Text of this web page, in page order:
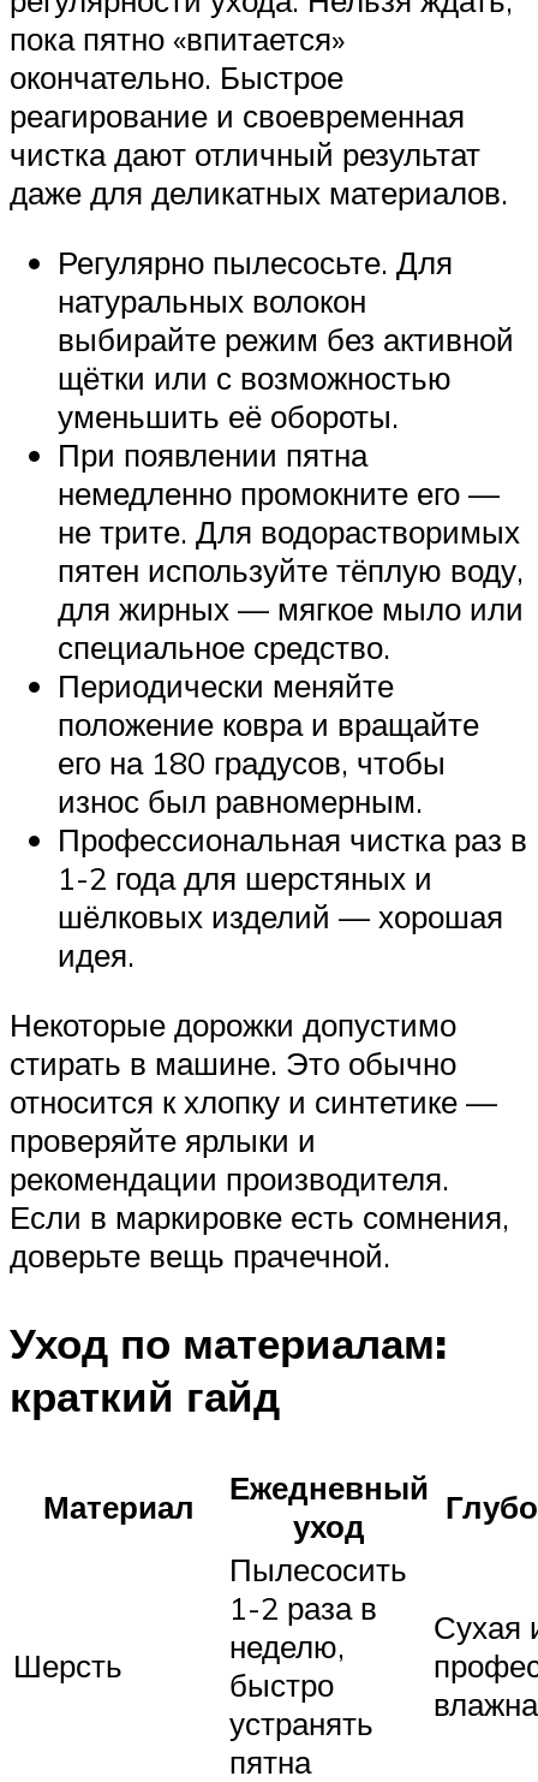
пока пятно «впитается»
окончательно. Быстрое
реагирование и своевременная
чистка дают отличный результат
даже для деликатных материалов.
Регулярно пылесосьте. Для
натуральных волокон
выбирайте режим без активной
щётки или с возможностью
уменьшить её обороты.
При появлении пятна
немедленно промокните его —
не трите. Для водорастворимых
пятен используйте тёплую воду,
для жирных — мягкое мыло или
специальное средство.
Периодически меняйте
положение ковра и вращайте
его на 180 градусов, чтобы
износ был равномерным.
Профессиональная чистка раз в
1-2 года для шерстяных и
шёлковых изделий — хорошая
идея.
Некоторые дорожки допустимо
стирать в машине. Это обычно
относится к хлопку и синтетике —
проверяйте ярлыки и
рекомендации производителя.
Если в маркировке есть сомнения,
доверьте вещь прачечной.
Уход по материалам:
краткий гайд
Материал
Ежедневный
уход
Шерсть
Пылесосить
1-2 раза в
неделю,
быстро
устранять
пятна
Сухая